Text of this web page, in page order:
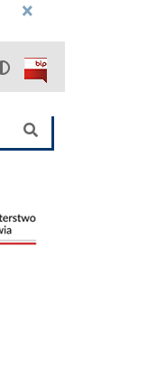
×
poczta KCO
Wersja kontrastowa
Biuletyn Informacji